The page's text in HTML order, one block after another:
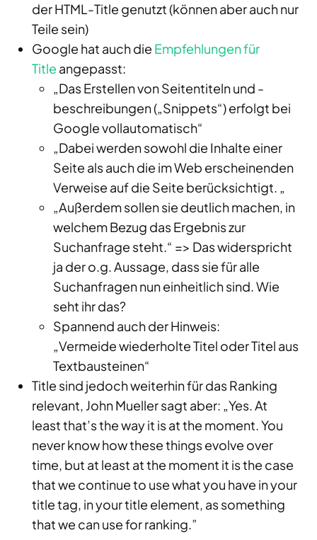
der HTML-Title genutzt (können aber auch nur
Teile sein)
Google hat auch die Empfehlungen für
Title angepasst:
„Das Erstellen von Seitentiteln und -
beschreibungen („Snippets“) erfolgt bei
Google vollautomatisch“
„Dabei werden sowohl die Inhalte einer
Seite als auch die im Web erscheinenden
Verweise auf die Seite berücksichtigt. „
„Außerdem sollen sie deutlich machen, in
welchem Bezug das Ergebnis zur
Suchanfrage steht.“ => Das widerspricht
ja der o.g. Aussage, dass sie für alle
Suchanfragen nun einheitlich sind. Wie
seht ihr das?
Spannend auch der Hinweis:
„Vermeide wiederholte Titel oder Titel aus
Textbausteinen“
Title sind jedoch weiterhin für das Ranking
relevant, John Mueller sagt aber: „Yes. At
least that’s the way it is at the moment. You
never know how these things evolve over
time, but at least at the moment it is the case
that we continue to use what you have in your
title tag, in your title element, as something
that we can use for ranking.”